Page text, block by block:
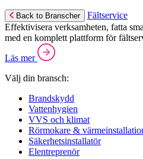
Back to Branscher
Fältservice
Effektivisera verksamheten, fatta
med en komplett plattform för
Läs mer
Välj din bransch:
Brandskydd
Vattenhygien
VVS och klimat
Rörmokare &
Säkerhetsinstallatör
Elentreprenör